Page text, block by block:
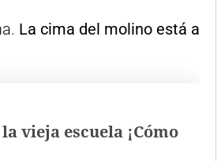
La cima del molino está a
vieja escuela ¡Cómo